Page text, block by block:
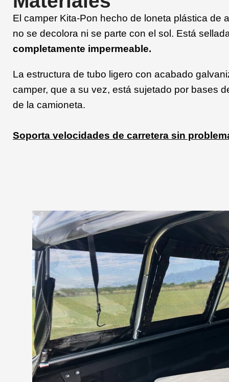
El camper Kita-Pon hecho de loneta plástica de
no se decolora ni se parte con el sol. Está
completamente impermeable.
La estructura de tubo ligero con acabado
camper, que a su vez, está sujetado por bases
de la camioneta.
Soporta velocidades de carretera sin